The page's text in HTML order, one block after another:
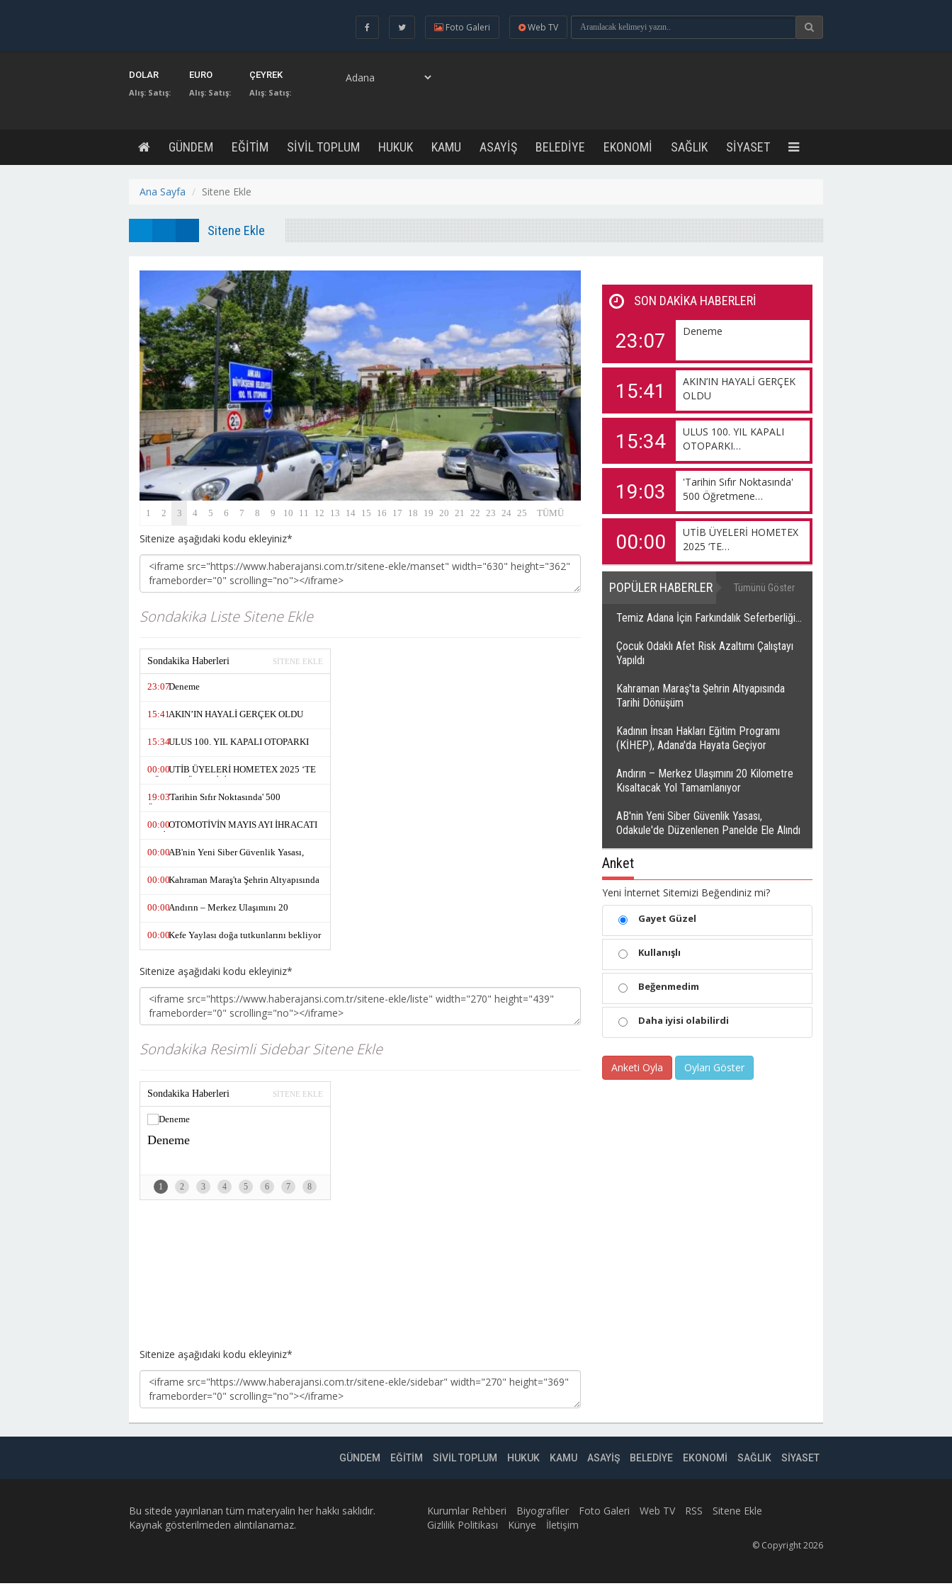
Foto Galeri Web TV
DOLAR
Alış: Satış:
EURO
Alış: Satış:
ÇEYREK
Alış: Satış:
GÜNDEM EĞİTİM SİVİL TOPLUM HUKUK KAMU ASAYİŞ BELEDİYE EKONOMİ SAĞLIK SİYASET
Ana Sayfa Sitene Ekle
Sitene Ekle
Sitenize aşağıdaki kodu ekleyiniz*
Sondakika Liste Sitene Ekle
Sitenize aşağıdaki kodu ekleyiniz*
Sondakika Resimli Sidebar Sitene Ekle
Sitenize aşağıdaki kodu ekleyiniz*
SON DAKİKA HABERLERİ
23:07 Deneme
15:41
AKIN’IN HAYALİ GERÇEK
OLDU
15:34
ULUS 100. YIL KAPALI
OTOPARKI…
19:03
'Tarihin Sıfır Noktasında'
500 Öğretmene…
00:00
UTİB ÜYELERİ HOMETEX
2025 ‘TE…
POPÜLER HABERLER Tümünü Göster
Temiz Adana İçin Farkındalık Seferberliği…
Çocuk Odaklı Afet Risk Azaltımı Çalıştayı
Yapıldı
Kahraman Maraş'ta Şehrin Altyapısında
Tarihi Dönüşüm
Kadının İnsan Hakları Eğitim Programı
(KİHEP), Adana'da Hayata Geçiyor
Andırın – Merkez Ulaşımını 20 Kilometre
Kısaltacak Yol Tamamlanıyor
AB'nin Yeni Siber Güvenlik Yasası,
Odakule'de Düzenlenen Panelde Ele Alındı
Anket
Yeni İnternet Sitemizi Beğendiniz mi?
Gayet Güzel
Kullanışlı
Beğenmedim
Daha iyisi olabilirdi
Anketi Oyla Oyları Göster
GÜNDEM EĞİTİM SİVİL TOPLUM HUKUK KAMU ASAYİŞ BELEDİYE EKONOMİ SAĞLIK SİYASET
Bu sitede yayınlanan tüm materyalin her hakkı saklıdır.
Kaynak gösterilmeden alıntılanamaz.
Kurumlar Rehberi Biyografiler Foto Galeri Web TV RSS
Sitene Ekle
Gizlilik Politikası
Künye İletişim
© Copyright 2026